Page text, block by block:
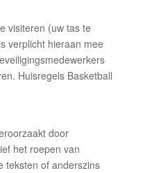
visiteren (uw tas te
verplicht hieraan mee
Huisregels Basketball
door
het roepen van
teksten of anderszins